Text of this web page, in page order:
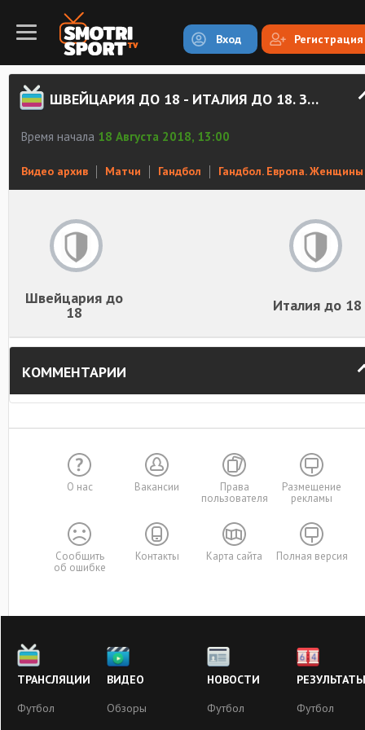
Вход Регистрация
ШВЕЙЦАРИЯ ДО 18 - ИТАЛИЯ ДО 18. ЗАПИСЬ МАТЧА
Время начала 18 Августа 2018, 13:00
Видео архив Матчи Гандбол Гандбол. Европа. Женщины
Швейцария до
18 Италия до 18
КОММЕНТАРИИ
О нас Вакансии
Права
пользователя
Размещение
рекламы
Сообщить
об ошибке
Контакты Карта сайта Полная версия
ТРАНСЛЯЦИИ
Футбол
ВИДЕО
Обзоры
НОВОСТИ
Футбол
РЕЗУЛЬТАТЫ
Футбол